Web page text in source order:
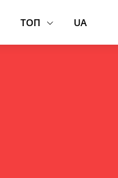
ТОП UA